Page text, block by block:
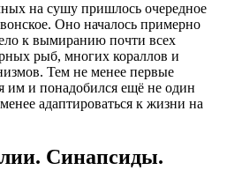
на сушу пришлось очередное
Оно началось примерно
к вымиранию почти всех
рыб, многих кораллов и
Тем не менее первые
им и понадобился ещё не один
адаптироваться к жизни на
Синапсиды.